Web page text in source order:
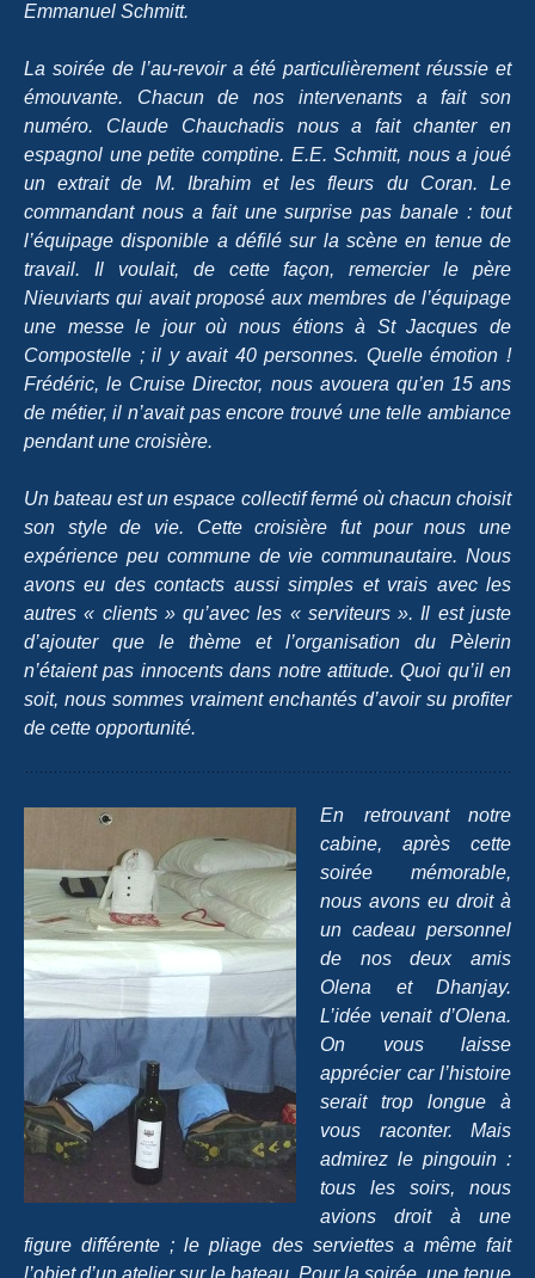
Emmanuel Schmitt.
La soirée de l’au-revoir a été particulièrement réussie et
émouvante. Chacun de nos intervenants a fait son
numéro. Claude Chauchadis nous a fait chanter en
espagnol une petite comptine. E.E. Schmitt, nous a joué
un extrait de M. Ibrahim et les fleurs du Coran. Le
commandant nous a fait une surprise pas banale : tout
l’équipage disponible a défilé sur la scène en tenue de
travail. Il voulait, de cette façon, remercier le père
Nieuviarts qui avait proposé aux membres de l’équipage
une messe le jour où nous étions à St Jacques de
Compostelle ; il y avait 40 personnes. Quelleémotion !
Frédéric,le Cruise Director, nous avouera qu’en 15 ans
de métier, il n’avait pas encore trouvé une telle ambiance
pendant une croisière.
Un bateau est un espace collectif fermé où chacun choisit
son style de vie. Cette croisière fut pour nous une
expérience peu commune de vie communautaire. Nous
avons eu des contacts aussi simples et vrais avec les
autres« clients »qu’avec les « serviteurs ». Il est juste
d’ajouter que le thème et l’organisation du Pèlerin
n’étaient pas innocents dans notre attitude.Quoi qu’il en
soit, nous sommes vraiment enchantés d’avoir su profiter
de cette opportunité.
En retrouvant notre
cabine, après cette
soirée mémorable,
nous avons eu droit à
un cadeau personnel
de nos deux amis
Olena et Dhanjay.
L’idée venait d’Olena.
On vous laisse
apprécier car l’histoire
serait trop longue à
vous raconter. Mais
admirez le pingouin :
tous les soirs, nous
avions droit à une
figure différente ; le pliage des serviettes a même fait
l’objet d’un atelier sur le bateau. Pour la soirée, une tenue